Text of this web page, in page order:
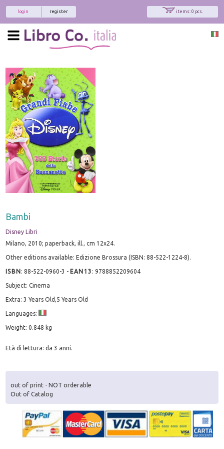
items: 0 pcs.
register
login
Bambi
Disney Libri
Milano, 2010; paperback, ill., cm 12x24.
Other editions available: Edizione Brossura (ISBN: 88-522-1224-8).
ISBN:88-522-0960-3 - EAN13 :9788852209604
Subject: Cinema
Extra: 3 Years Old,5 Years Old
Languages:
Weight: 0.848 kg
Età di lettura: da 3 anni.
out of print - NOT orderable
Out of Catalog